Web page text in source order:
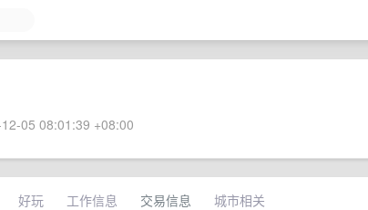
05 08:01:39 +08:00
好玩 工作信息 交易信息 城市相关